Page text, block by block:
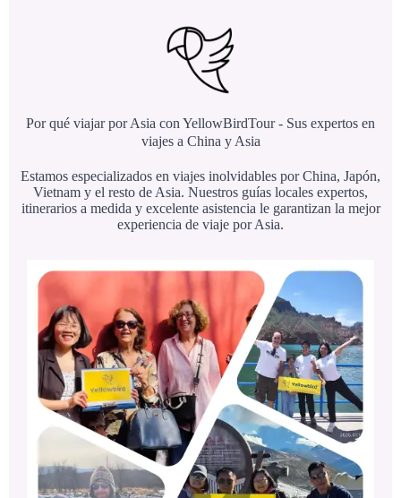
Por qué viajar por Asia con YellowBirdTour - Sus expertos en
viajes a China y Asia
Estamos especializados en viajes inolvidables por China, Japón,
Vietnam y el resto de Asia. Nuestros guías locales expertos,
itinerarios a medida y excelente asistencia le garantizan la mejor
experiencia de viaje por Asia.